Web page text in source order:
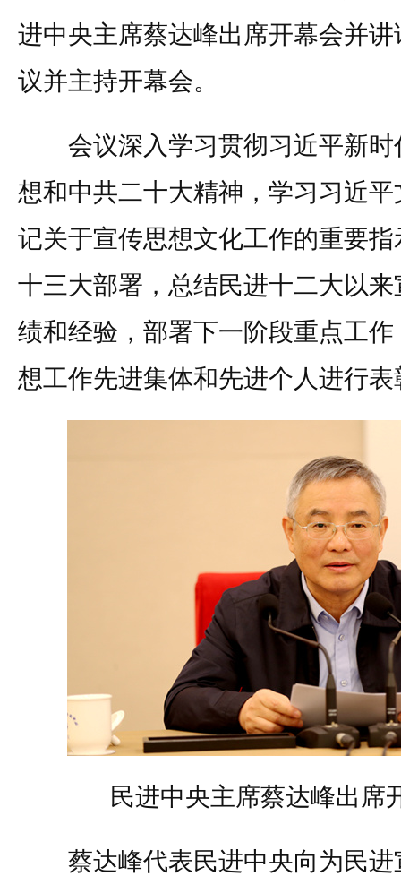
进中央主席蔡达峰出席开幕会并
议并主持开幕会。
会议深入学习贯彻习近平新时
想和中共二十大精神，学习习近
记关于宣传思想文化工作的重要
十三大部署，总结民进十二大以
绩和经验，部署下一阶段重点工
想工作先进集体和先进个人进行表
民进中央主席蔡达峰出席
蔡达峰代表民进中央向为民进